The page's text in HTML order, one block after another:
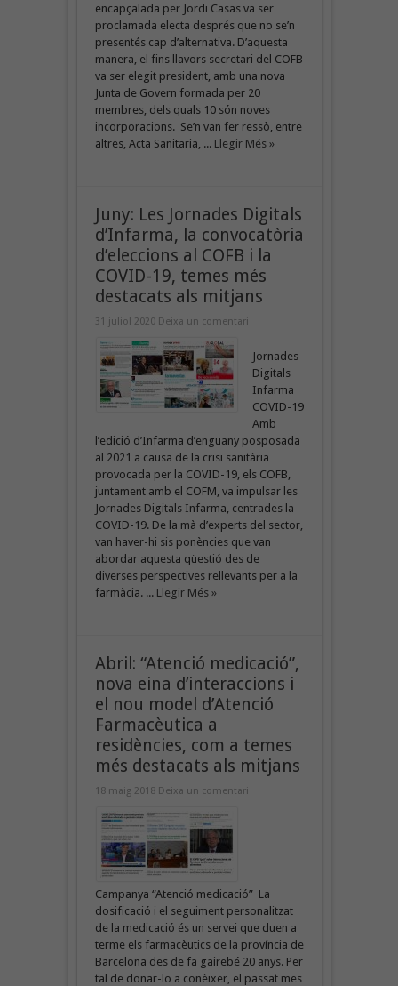
encapçalada per Jordi Casas va ser
proclamada electa després que no se’n
presentés cap d’alternativa. D’aquesta
manera, el fins llavors secretari del COFB
va ser elegit president, amb una nova
Junta de Govern formada per 20
membres, dels quals 10 són noves
incorporacions. Se’n van fer ressò, entre
altres, Acta Sanitaria, ... Llegir Més »
Juny: Les Jornades Digitals
d’Infarma, la convocatòria
d’eleccions al COFB i la
COVID-19, temes més
destacats als mitjans
31 juliol 2020 Deixa un comentari
Jornades
Digitals
Infarma
COVID-19
Amb
l’edició d’Infarma d’enguany posposada
al 2021 a causa de la crisi sanitària
provocada per la COVID-19, els COFB,
juntament amb el COFM, va impulsar les
Jornades Digitals Infarma, centrades la
COVID-19. De la mà d’experts del sector,
van haver-hi sis ponències que van
abordar aquesta qüestió des de
diverses perspectives rellevants per a la
farmàcia. ... Llegir Més »
Abril: “Atenció medicació”,
nova eina d’interaccions i
el nou model d’Atenció
Farmacèutica a
residències, com a temes
més destacats als mitjans
18 maig 2018 Deixa un comentari
Campanya “Atenció medicació” La
dosificació i el seguiment personalitzat
de la medicació és un servei que duen a
terme els farmacèutics de la província de
Barcelona des de fa gairebé 20 anys. Per
tal de donar-lo a conèixer, el passat mes